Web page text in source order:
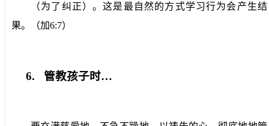
（为了纠正）。这是最自然的方式学习行为会产生结
果。（加6:7）
6.管教孩子时…